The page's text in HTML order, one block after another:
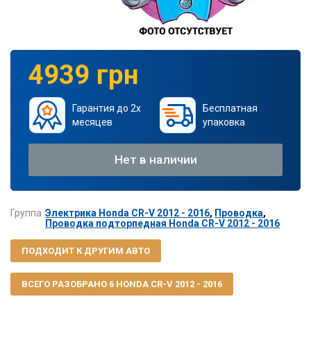
4939 грн
Гарантия до 2х
месяцев
Бесплатная
упаковка
Нет в наличии
Группа Электрика Honda CR-V 2012 - 2016, Проводка,
Проводка подторпедная Honda CR-V 2012 - 2016
ПОДХОДИТ К ДРУГИМ АВТО
ВСЕГО РАЗОБРАНО 6 HONDA CR-V 2012 - 2016